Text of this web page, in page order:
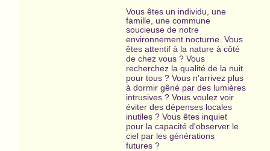
Vous êtes un individu, une
famille, une commune
soucieuse de notre
environnement nocturne. Vous
êtes attentif à la nature à côté
de chez vous ? Vous
recherchez la qualité de la nuit
pour tous ? Vous n’arrivez plus
à dormir gêné par des lumières
intrusives ? Vous voulez voir
éviter des dépenses locales
inutiles ? Vous êtes inquiet
pour la capacité d'observer le
ciel par les générations
futures ?